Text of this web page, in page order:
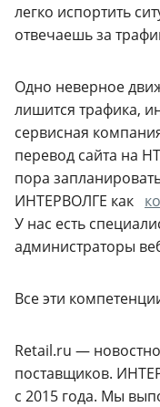
легко испортить
отвечаешь за
Одно неверное
лишится трафика,
сервисная
перевод сайта на
пора
ИНТЕРВОЛГЕ как
У нас есть
администраторы
Все эти
Retail.ru —
поставщиков.
с 2015 года. Мы